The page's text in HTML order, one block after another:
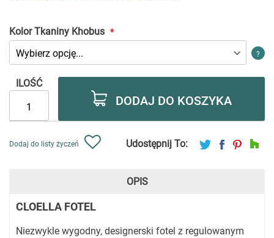
Kolor Tkaniny Khobus
?
ILOŚĆ
DODAJ DO KOSZYKA
Dodaj do listy życzeń Udostępnij To:
OPIS
CLOELLA FOTEL
Niezwykle wygodny, designerski fotel z regulowanym